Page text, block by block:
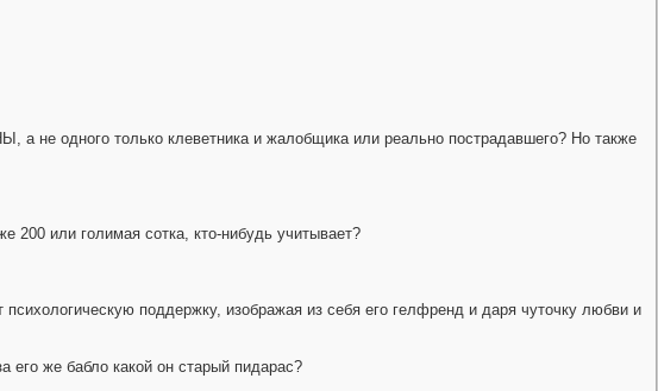
одного только клеветника и жалобщика или реально пострадавшего? Но также
или голимая сотка, кто-нибудь учитывает?
поддержку, изображая из себя его гелфренд и даря чуточку любви и
же бабло какой он старый пидаpас?